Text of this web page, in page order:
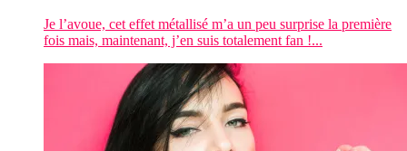
Je l’avoue, cet effet métallisé m’a un peu surprise la première
fois mais, maintenant, j’en suis totalement fan !...